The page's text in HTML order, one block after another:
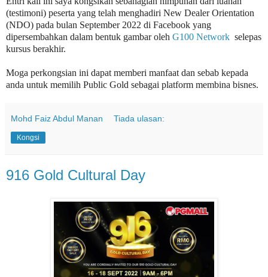
(testimoni) peserta yang telah menghadiri New Dealer Orientation
(NDO) pada bulan September 2022 di Facebook yang
dipersembahkan dalam bentuk gambar oleh G100 Network selepas
kursus berakhir.
Moga perkongsian ini dapat memberi manfaat dan sebab kepada
anda untuk memilih Public Gold sebagai platform membina bisnes.
Mohd Faiz Abdul Manan Tiada ulasan:
Kongsi
916 Gold Cultural Day